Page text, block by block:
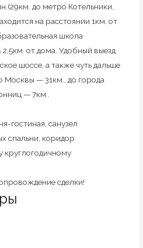
до метро Котельники,
на расстоянии 1км. от
школа
от дома. Удобный выезд
шоссе, а также чуть дальше
Москвы — 31км., до города
— 7км..
гостиная, санузел
спальни, коридор
сделки!